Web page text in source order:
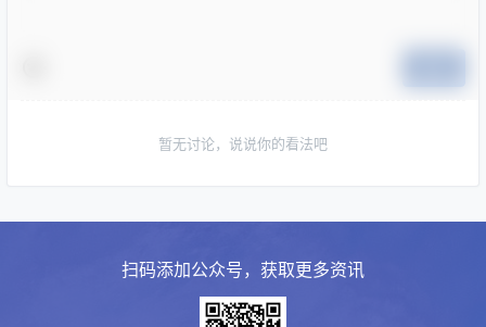
暂无讨论，说说你的看法吧
扫码添加公众号，获取更多资讯